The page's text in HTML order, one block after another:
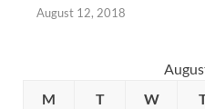
August 12, 2018
M
T W